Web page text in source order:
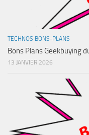
TECHNOS BONS-PLANS
Bons Plans Geekbuying
13 JANVIER 2026